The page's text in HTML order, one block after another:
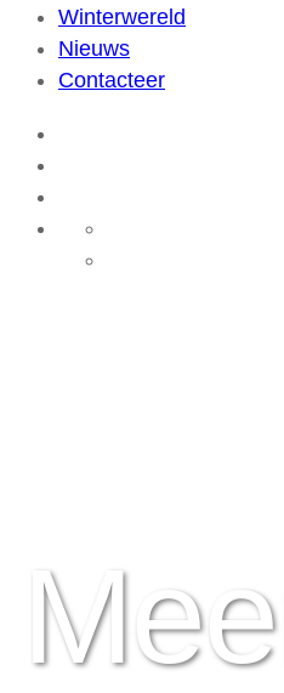
Winterwereld
Nieuws
Contacteer